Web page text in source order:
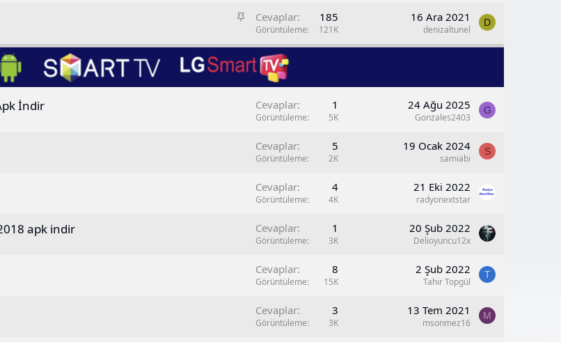
iS
b
i
t
Cevaplar 185
Görüntüleme 121K
16 Ara 2021
denizaltunel
D
İndir Cevaplar 1
Görüntüleme 5K
24 Ağu 2025
Gonzales2403
G
Cevaplar 5
Görüntüleme 2K
19 Ocak 2024
samiabi
S
Cevaplar 4
Görüntüleme 4K
21 Eki 2022
radyonextstar
apk indir Cevaplar 1
Görüntüleme 3K
20 Şub 2022
Delioyuncu12x
Cevaplar 8
Görüntüleme 15K
2 Şub 2022
Tahir Topgül
T
Cevaplar 3
Görüntüleme 3K
13 Tem 2021
msonmez16
M